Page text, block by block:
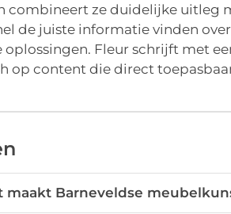
combineert ze duidelijke uitleg
de juiste informatie vinden
oplossingen. Fleur schrijft met
op content die direct
maakt Barneveldse